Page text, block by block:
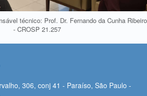
técnico: Prof. Dr. Fernando da Cunha Ribeiro
- CROSP 21.257
306, conj 41 - Paraíso, São Paulo -